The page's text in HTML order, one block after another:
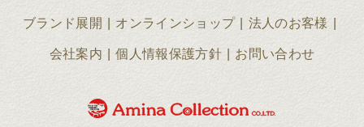
ブランド展開 オンラインショップ 法人のお客様
会社案内 個人情報保護方針 お問い合わせ